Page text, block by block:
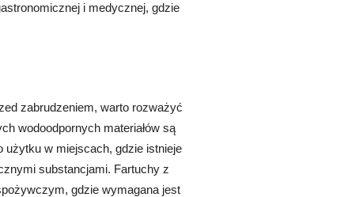
i medycznej, gdzie
zabrudzeniem, warto rozważyć
wodoodpornych materiałów są
użytku w miejscach, gdzie istnieje
substancjami. Fartuchy z
gdzie wymagana jest